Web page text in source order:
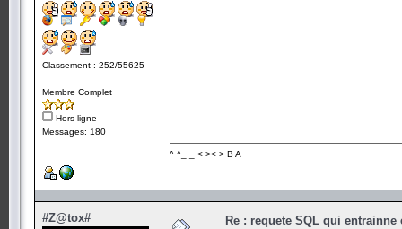
Classement : 252/55625
Membre Complet
Hors ligne
Messages: 180
^ ^_ _ < >< > B A
#Z@tox# Re : requete SQL qui entrainne